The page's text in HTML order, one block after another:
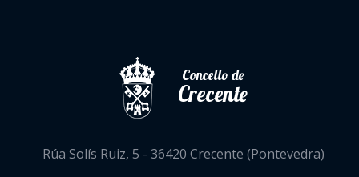
Concello de
Crecente
Rúa Solís Ruiz, 5 - 36420 Crecente (Pontevedra)